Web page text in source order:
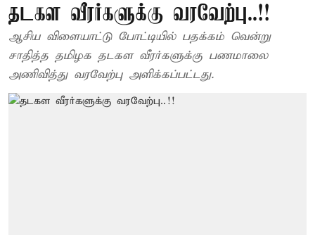
தடகள வீரர்களுக்கு வரவேற்பு..!!
ஆசிய விளையாட்டு போட்டியில் பதக்கம் வென்று
சாதித்த தமிழக தடகள வீரர்களுக்கு பணமாலை
அணிவித்து வரவேற்பு அளிக்கப்பட்டது.